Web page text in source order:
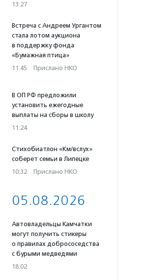
13:27
Встреча с Андреем Ургантом
стала лотом аукциона
в поддержку фонда
«Бумажная птица»
11:45 · Прислано НКО
В ОП РФ предложили
установить ежегодные
выплаты на сборы в школу
11:24
Стихобиатлон «Км/вслух»
соберет семьи в Липецке
10:32 · Прислано НКО
05.08.2026
Автовладельцы Камчатки
могут получить стикеры
о правилах добрососедства
с бурыми медведями
18:02